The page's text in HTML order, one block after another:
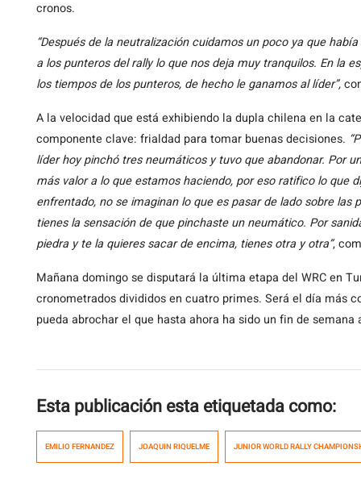
cronos.
“Después de la neutralización cuidamos un poco ya que
a los punteros del rally lo que nos deja muy tranquilos. En la
los tiempos de los punteros, de hecho le ganamos al líder”,
A la velocidad que está exhibiendo la dupla chilena en la
componente clave: frialdad para tomar buenas decisiones.
líder hoy pinchó tres neumáticos y tuvo que abandonar. Por
más valor a lo que estamos haciendo, por eso ratifico lo que
enfrentado, no se imaginan lo que es pasar de lado sobre
tienes la sensación de que pinchaste un neumático. Por
piedra y te la quieres sacar de encima, tienes otra y otra”,
Mañana domingo se disputará la última etapa del WRC en
cronometrados divididos en cuatro primes. Será el día más
pueda abrochar el que hasta ahora ha sido un fin de
Esta publicación esta etiquetada como:
EMILIO FERNANDEZ JOAQUIN RIQUELME JUNIOR WORLD RALLY